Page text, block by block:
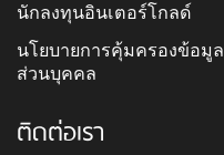
นักลงทุนอินเตอร์โกลด์
นโยบายการคุ้มครองข้อมูล
ส่วนบุคคล
ติดต่อเรา